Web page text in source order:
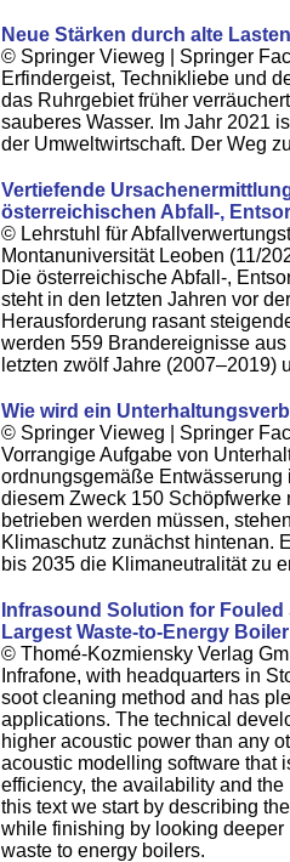
Neue Stärken durch alte Lasten
© Springer Vieweg | Springer
Erfindergeist, Technikliebe und
das Ruhrgebiet früher
sauberes Wasser. Im Jahr 2021
der Umweltwirtschaft. Der Weg
Vertiefende
österreichischen Abfall-,
© Lehrstuhl für
Montanuniversität Leoben (11/
Die österreichische Abfall-,
steht in den letzten Jahren vor
Herausforderung rasant
werden 559 Brandereignisse
letzten zwölf Jahre (2007–2019)
Wie wird ein
© Springer Vieweg | Springer
Vorrangige Aufgabe von
ordnungsgemäße
diesem Zweck 150 Schöpfwerke
betrieben werden müssen,
Klimaschutz zunächst hintenan.
bis 2035 die Klimaneutralität zu
Infrasound Solution for Fouled
Largest Waste-to-Energy Boiler
© Thomé-Kozmiensky Verlag
Infrafone, with headquarters in
soot cleaning method and has
applications. The technical
higher acoustic power than any
acoustic modelling software that
efficiency, the availability and
this text we start by describing
while finishing by looking
waste to energy boilers.